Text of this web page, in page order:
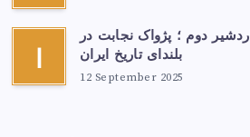
ا
اردشیر دوم ؛ پژواک نجابت در
بلندای تاریخ ایران
12 September 2025